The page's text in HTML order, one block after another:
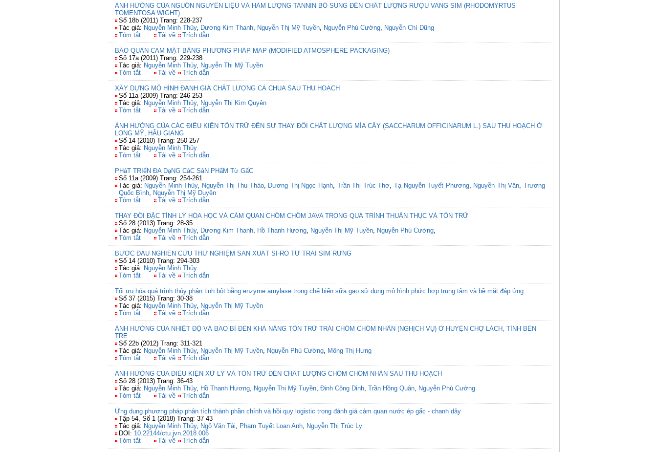
ẢNH HƯỞNG CỦA NGUỒN NGUYÊN LIỆU VÀ HÀM LƯỢNG TANNIN BỔ SUNG ĐẾN CHẤT LƯỢNG RƯỢU VANG SIM (RHODOMYRTUS
TOMENTOSA WIGHT)
Số 18b (2011) Trang: 228-237
Tác giả: Nguyễn Minh Thủy, Dương Kim Thanh, Nguyễn Thị Mỹ Tuyền, Nguyễn Phú Cường, Nguyễn Chí Dũng
Tóm tắt
Tải về Trích dẫn
BẢO QUẢN CAM MẬT BẰNG PHƯƠNG PHÁP MAP (MODIFIED ATMOSPHERE PACKAGING)
Số 17a (2011) Trang: 229-238
Tác giả: Nguyễn Minh Thủy, Nguyễn Thị Mỹ Tuyền
Tóm tắt
Tải về Trích dẫn
XÂY DỰNG MÔ HÌNH ĐÁNH GIÁ CHẤT LƯỢNG CÀ CHUA SAU THU HOẠCH
Số 11a (2009) Trang: 246-253
Tác giả: Nguyễn Minh Thủy, Nguyễn Thị Kim Quyên
Tóm tắt
Tải về Trích dẫn
ẢNH HƯỞNG CỦA CÁC ĐIỀU KIỆN TỒN TRỮ ĐẾN SỰ THAY ĐỔI CHẤT LƯỢNG MÍA CÂY (SACCHARUM OFFICINARUM L.) SAU THU HOẠCH Ở
LONG MỸ, HẬU GIANG
Số 14 (2010) Trang: 250-257
Tác giả: Nguyễn Minh Thủy
Tóm tắt
Tải về Trích dẫn
PHáT TRIểN ĐA DạNG CáC SảN PHẩM Từ GấC
Số 11a (2009) Trang: 254-261
Tác giả: Nguyễn Minh Thủy, Nguyễn Thị Thu Thảo, Dương Thị Ngọc Hạnh, Trần Thị Trúc Thơ, Tạ Nguyễn Tuyết Phương, Nguyễn Thị Vân,Trương
Quốc Bình, Nguyễn Thị Mỹ Duyên
Tóm tắt
Tải về Trích dẫn
THAY ĐỔI ĐẶC TÍNH LÝ HÓA HỌC VÀ CẢM QUAN CHÔM CHÔM JAVA TRONG QUÁ TRÌNH THUẦN THỤC VÀ TỒN TRỮ
Số 28 (2013) Trang: 28-35
Tác giả: Nguyễn Minh Thủy, Dương Kim Thanh, Hồ Thanh Hương, Nguyễn Thị Mỹ Tuyền, Nguyễn Phú Cường,
Tóm tắt
Tải về Trích dẫn
BƯỚC ĐẦU NGHIÊN CỨU THỬ NGHIỆM SẢN XUẤT SI-RÔ TỪ TRÁI SIM RỪNG
Số 14 (2010) Trang: 294-303
Tác giả: Nguyễn Minh Thủy
Tóm tắt
Tải về Trích dẫn
Tối ưu hóa quá trình thủy phân tinh bột bằng enzyme amylase trong chế biến sữa gạo sử dụng mô hình phức hợp trung tâm và bề mặt đáp ứng
Số 37 (2015) Trang: 30-38
Tác giả: Nguyễn Minh Thủy, Nguyễn Thị Mỹ Tuyền
Tóm tắt
Tải về Trích dẫn
ẢNH HƯỞNG CỦA NHIỆT ĐỘ VÀ BAO BÌ ĐẾN KHẢ NĂNG TỒN TRỮ TRÁI CHÔM CHÔM NHÃN (NGHỊCH VỤ) Ở HUYỆN CHỢ LÁCH, TỈNH BẾN
TRE
Số 22b (2012) Trang: 311-321
Tác giả: Nguyễn Minh Thủy, Nguyễn Thị Mỹ Tuyền, Nguyễn Phú Cường, Mông Thị Hưng
Tóm tắt
Tải về Trích dẫn
ẢNH HƯỞNG CỦA ĐIỀU KIỆN XỬ LÝ VÀ TỒN TRỮ ĐẾN CHẤT LƯỢNG CHÔM CHÔM NHÃN SAU THU HOẠCH
Số 28 (2013) Trang: 36-43
Tác giả: Nguyễn Minh Thủy, Hồ Thanh Hương, Nguyễn Thị Mỹ Tuyền, Đinh Công Dinh, Trần Hồng Quân, Nguyễn Phú Cường
Tóm tắt
Tải về Trích dẫn
Ứng dụng phương pháp phân tích thành phần chính và hồi quy logistic trong đánh giá cảm quan nước ép gấc - chanh dây
Tập 54, Số 1 (2018) Trang: 37-43
Tác giả: Nguyễn Minh Thủy, Ngô Văn Tài, Phạm Tuyết Loan Anh, Nguyễn Thị Trúc Ly
DOI: 10.22144/ctu.jvn.2018.006
Tóm tắt
Tải về Trích dẫn